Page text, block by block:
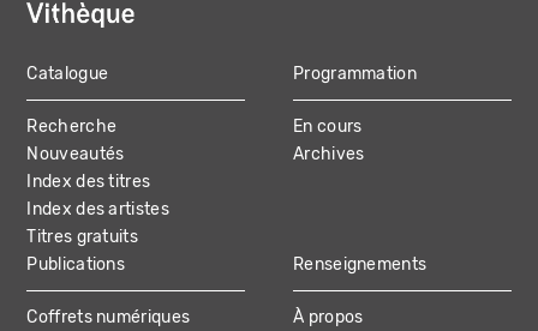
MAIN
NAVIGATION
Catalogue
Recherche
Nouveautés
Index des titres
Index des artistes
Titres gratuits
Programmation
En cours
Archives
Publications
Coffrets numériques
Renseignements
À propos